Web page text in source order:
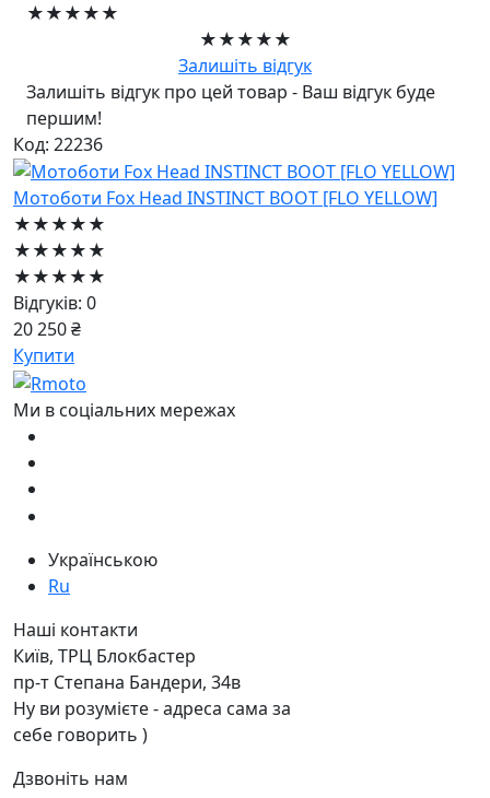
★★★★★
★★★★★
Залишіть відгук
Залишіть відгук про цей товар - Ваш відгук буде
першим!
Код: 22236
Мотоботи Fox Head INSTINCT BOOT [FLO YELLOW]
★★★★★
★★★★★
★★★★★
Відгуків: 0
20 250 ₴
Купити
Ми в соціальних мережах
Українською
Ru
Наші контакти
Київ, ТРЦ Блокбастер
пр-т Степана Бандери, 34в
Ну ви розумієте - адреса сама за
себе говорить )
Дзвоніть нам